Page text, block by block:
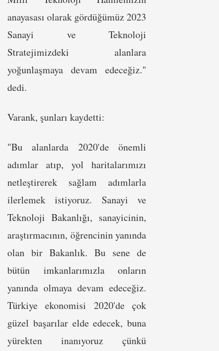
anayasası olarak gördüğümüz 2023
Sanayi ve Teknoloji
Stratejimizdeki alanlara
yoğunlaşmaya devam edeceğiz."
dedi.
Varank, şunları kaydetti:
"Bu alanlarda 2020'de önemli
adımlar atıp, yol haritalarımızı
netleştirerek sağlam adımlarla
ilerlemek istiyoruz. Sanayi ve
Teknoloji Bakanlığı, sanayicinin,
araştırmacının, öğrencinin yanında
olan bir Bakanlık. Bu sene de
bütün imkanlarımızla onların
yanında olmaya devam edeceğiz.
Türkiye ekonomisi 2020'de çok
güzel başarılar elde edecek, buna
yürekten inanıyoruz çünkü